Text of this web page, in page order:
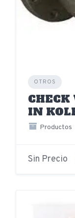
OTROS
CHECK
IN
Productos
Sin Precio